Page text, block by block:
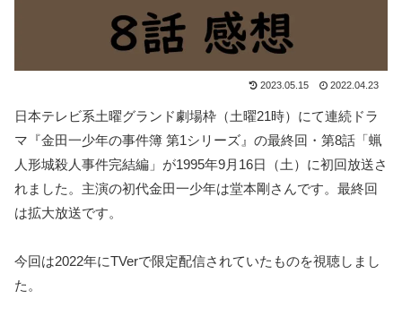
2023.05.15 2022.04.23
日本テレビ系土曜グランド劇場枠（土曜21時）にて連続ドラ
マ『金田一少年の事件簿 第1シリーズ』の最終回・第8話「蝋
人形城殺人事件完結編」が1995年9月16日（土）に初回放送さ
れました。主演の初代金田一少年は堂本剛さんです。最終回
は拡大放送です。
今回は2022年にTVerで限定配信されていたものを視聴しまし
た。